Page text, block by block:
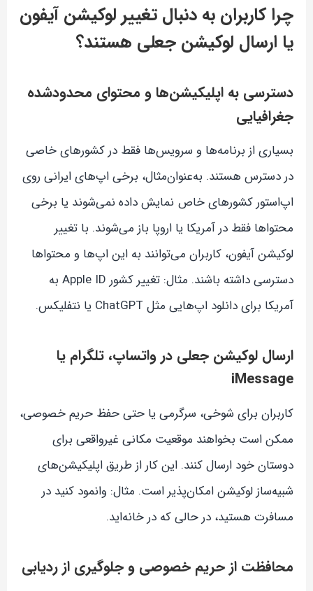
چرا کاربران به دنبال تغییر لوکیشن آیفون
یا ارسال لوکیشن جعلی هستند؟
دسترسی به اپلیکیشن‌ها و محتوای محدودشده
جغرافیایی
بسیاری از برنامه‌ها و سرویس‌ها فقط در کشورهای خاصی
در دسترس هستند. به‌عنوان‌مثال، برخی اپ‌های ایرانی روی
اپ‌استور کشورهای خاص نمایش داده نمی‌شوند یا برخی
محتواها فقط در آمریکا یا اروپا باز می‌شوند. با تغییر
لوکیشن آیفون، کاربران می‌توانند به این اپ‌ها و محتواها
دسترسی داشته باشند. مثال: تغییر کشور Apple ID به
آمریکا برای دانلود اپ‌هایی مثل ChatGPT یا نتفلیکس.
ارسال لوکیشن جعلی در واتساپ، تلگرام یا
iMessage
کاربران برای شوخی، سرگرمی یا حتی حفظ حریم خصوصی،
ممکن است بخواهند موقعیت مکانی غیرواقعی برای
دوستان خود ارسال کنند. این کار از طریق اپلیکیشن‌های
شبیه‌ساز لوکیشن امکان‌پذیر است. مثال: وانمود کنید در
مسافرت هستید، در حالی که در خانه‌اید.
محافظت از حریم خصوصی و جلوگیری از ردیابی